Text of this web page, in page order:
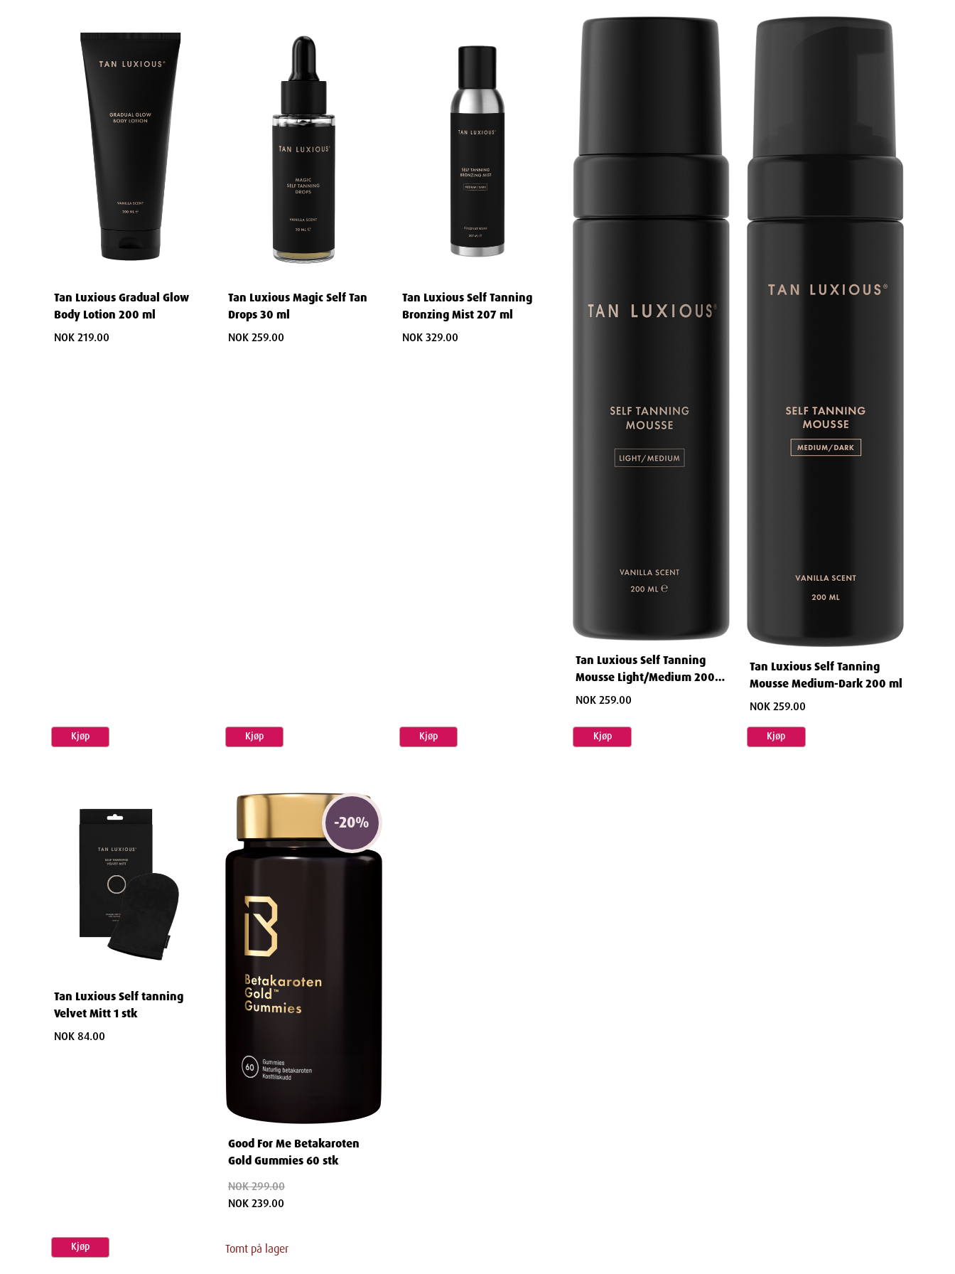
Hvor lenge kan jeg nyte gløden?
Den vakre fargen vil som regel vare i 5-7 dager. Den vil
gradvis og naturlig dempes i takt med hudens egen fornyelsesprosess, akkurat som en ekte
solbrunfarge.
Vi inviterer deg til å utforske en verden av sunn og strålende glød. Finn produktet som lar deg
føle deg som den beste versjonen av deg selv, og som gir deg den varme, solkyssede
følelsen, uansett årstid. Unn deg selv en liten luksus i hverdagen.
Tan Luxious Gradual Glow
Body Lotion 200 ml
NOK 219.00
Kjøp
Tan Luxious Magic Self Tan
Drops 30 ml
NOK 259.00
Kjøp
Tan Luxious Self Tanning
Bronzing Mist 207 ml
NOK 329.00
Kjøp
Tan Luxious Self Tanning
Mousse Light/Medium 200
ml
NOK 259.00
Kjøp
Tan Luxious Self Tanning
Mousse Medium-Dark 200 ml
NOK 259.00
Kjøp
Tan Luxious Self tanning
Velvet Mitt 1 stk
NOK 84.00
Kjøp
-20%
Good For Me Betakaroten
Gold Gummies 60 stk
NOK 299.00
NOK 239.00
Tomt på lager